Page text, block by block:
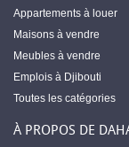
Appartements à louer
Maisons à vendre
Meubles à vendre
Emplois à Djibouti
Toutes les catégories
À PROPOS DE